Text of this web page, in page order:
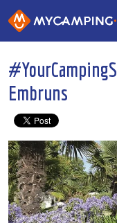
Embruns